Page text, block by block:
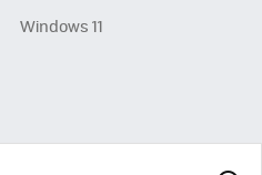
Windows 11